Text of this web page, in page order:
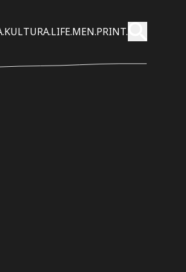
KULTURA.LIFE.MEN.PRINT. Pretraži